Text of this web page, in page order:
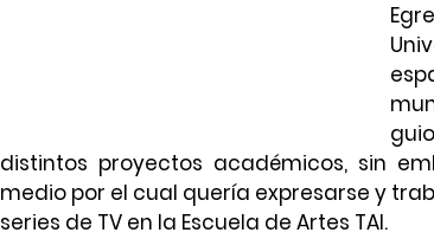
distintos proyectos académicos, sin
medio por el cual quería expresarse y
series de TV en la Escuela de Artes TAI.